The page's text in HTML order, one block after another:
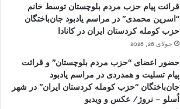
قرائت پیام حزب مردم بلوچستان توسط خانم
“اسرین محمدی” در مراسم یادبود جان‌باختگان
حزب کومله کردستان ایران در کانادا
جولای 26, 2026
حضور اعضای “حزب مردم بلوچستان” و قرائت
پیام تسلیت و همدردی در مراسم یادبود
جان‌باختگان “حزب کومله کردستان ایران” در شهر
اُسلو – نروژ/ عکس و ویدیو